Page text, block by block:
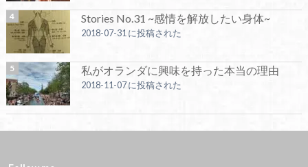
Stories No.31 ~感情を解放したい身体~
2018-07-31 に投稿された
私がオランダに興味を持った本当の理由
2018-11-07 に投稿された